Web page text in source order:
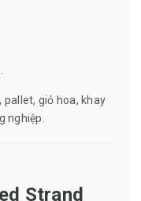
pallet, giỏ hoa, khay
nghiệp.
Strand